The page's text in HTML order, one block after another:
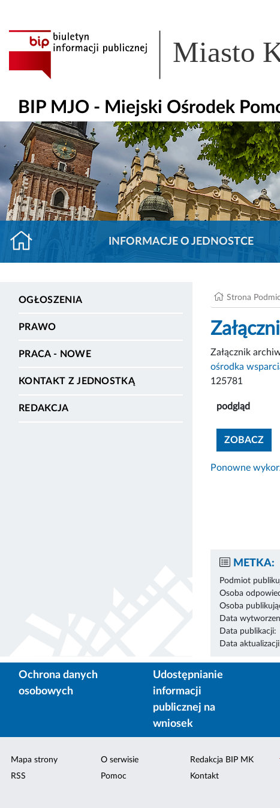
Miasto
BIP MJO - Miejski Ośrodek
INFORMACJE O JEDNOSTCE
OGŁOSZENIA
PRAWO
PRACA - NOWE
KONTAKT Z JEDNOSTKĄ
REDAKCJA
Strona
Załącznik
ośrodka
125781
podgląd
ZOBACZ
Ponowne
METKA:
Podmiot
Osoba
Osoba
Data
Data publikacji:
Data
Ochrona danych
osobowych
Udostępnianie
informacji
publicznej na
wniosek
Mapa strony
RSS
O serwisie
Pomoc
Redakcja BIP MK
Kontakt